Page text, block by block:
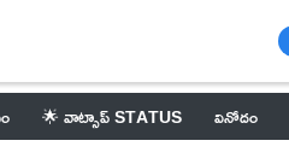
🌟 వాట్సాప్ STATUS వినోదం